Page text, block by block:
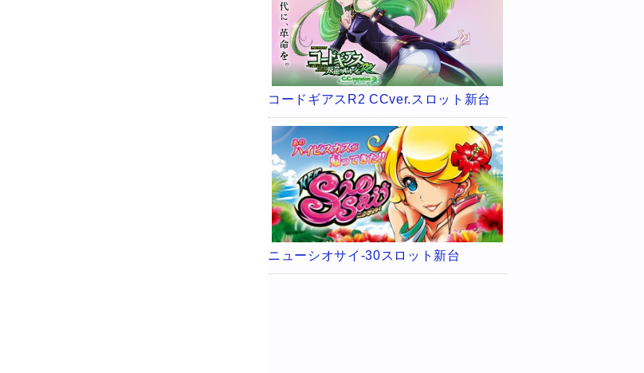
コードギアスR2 CCver.スロット新台
ニューシオサイ-30スロット新台